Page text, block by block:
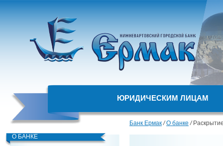
ЮРИДИЧЕСКИМ ЛИЦАМ
Банк Ермак/О банке /
О БАНКЕ